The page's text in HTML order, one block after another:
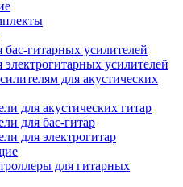
гитарных усилителей
усилителей
для акустических
для акустических гитар
для бас-гитар
для электрогитар
для гитарных